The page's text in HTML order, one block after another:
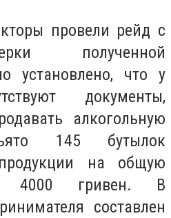
провели рейд с
полученной
установлено, что у
документы,
алкогольную
145 бутылок
на общую
4000 гривен. В
составлен